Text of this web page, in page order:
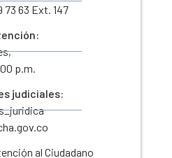
73 63 Ext. 147
p.m.
judiciales:
al Ciudadano